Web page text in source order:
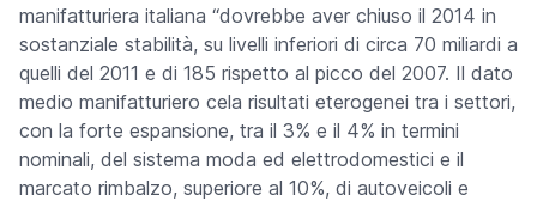
manifatturiera italiana “dovrebbe aver chiuso il 2014 in
sostanziale stabilità, su livelli inferiori di circa 70 miliardi a
quelli del 2011 e di 185 rispetto al picco del 2007. Il dato
medio manifatturiero cela risultati eterogenei tra i settori,
con la forte espansione, tra il 3% e il 4% in termini
nominali, del sistema moda ed elettrodomestici e il
marcato rimbalzo, superiore al 10%, di autoveicoli e